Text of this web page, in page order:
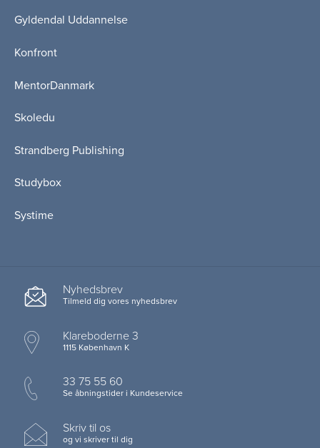
Gyldendal Uddannelse
Konfront
MentorDanmark
Skoledu
Strandberg Publishing
Studybox
Systime
Nyhedsbrev
Tilmeld dig vores nyhedsbrev
Klareboderne 3
1115 København K
33 75 55 60
Se åbningstider i Kundeservice
Skriv til os
og vi skriver til dig